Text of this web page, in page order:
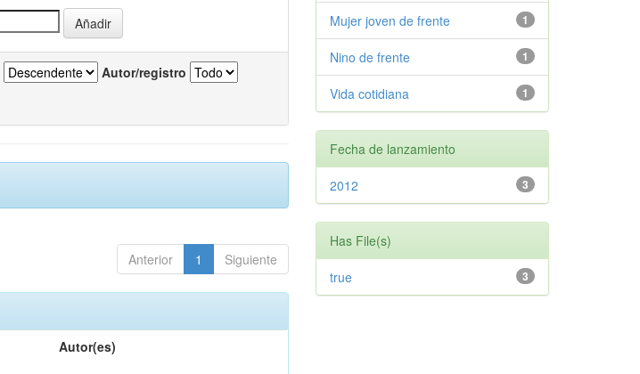
Autor/registro
Anterior 1 Siguiente
Autor(es)
1
Mujer joven de frente
1
Nino de frente
1
Vida cotidiana
Fecha de lanzamiento
3
2012
Has File(s)
3
true